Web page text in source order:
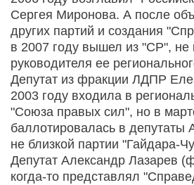
Сергея Миронова. А после
других партий и создания
в 2007 году вышел из "СР", не
руководителя ее
Депутат из фракции ЛДПР
2003 году входила в
"Союза правых сил", но в
баллотировалась в депутаты
не близкой партии "Гайдара-
Депутат Александр Лазарев
когда-то представлял